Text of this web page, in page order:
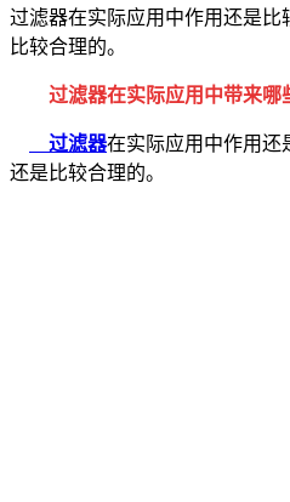
过滤器在实际应用中作用还是
比较合理的。
过滤器在实际应用中带来哪
过滤器在实际应用中作用还
还是比较合理的。